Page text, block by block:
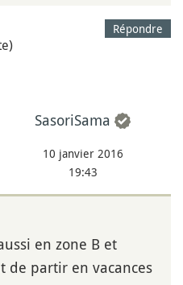
Répondre
SasoriSama
10 janvier 2016
19:43
en zone B et
de partir en vacances